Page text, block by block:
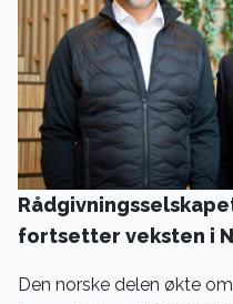
fortsetter veksten i
Den norske delen økte